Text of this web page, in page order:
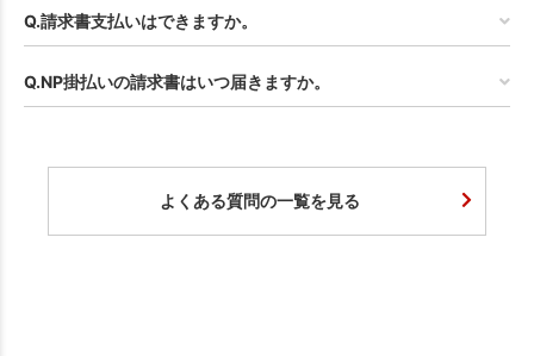
Q.請求書支払いはできますか。
Q.NP掛払いの請求書はいつ届きますか。
よくある質問の一覧を見る